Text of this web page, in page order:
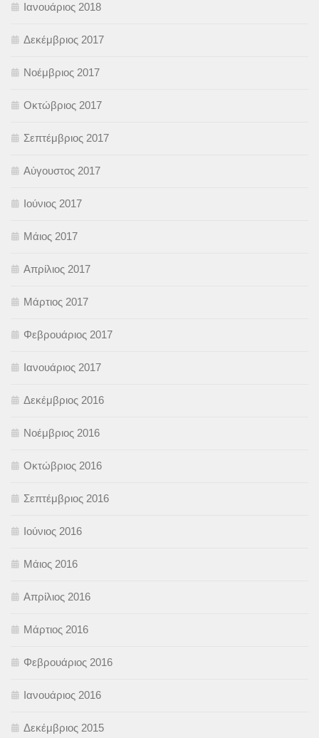
Ιανουάριος 2018
Δεκέμβριος 2017
Νοέμβριος 2017
Οκτώβριος 2017
Σεπτέμβριος 2017
Αύγουστος 2017
Ιούνιος 2017
Μάιος 2017
Απρίλιος 2017
Μάρτιος 2017
Φεβρουάριος 2017
Ιανουάριος 2017
Δεκέμβριος 2016
Νοέμβριος 2016
Οκτώβριος 2016
Σεπτέμβριος 2016
Ιούνιος 2016
Μάιος 2016
Απρίλιος 2016
Μάρτιος 2016
Φεβρουάριος 2016
Ιανουάριος 2016
Δεκέμβριος 2015